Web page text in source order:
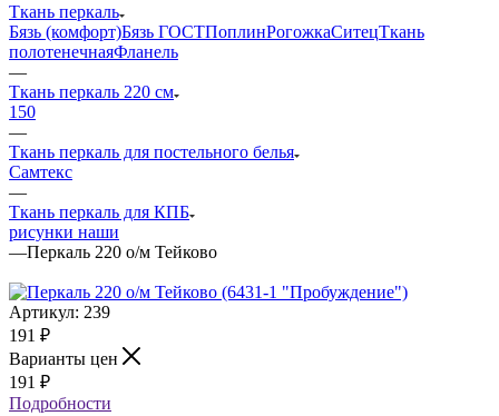
Ткань перкаль
Бязь (комфорт)Бязь ГОСТПоплинРогожкаСитецТкань
полотенечнаяФланель
—
Ткань перкаль 220 см
150
—
Ткань перкаль для постельного белья
Самтекс
—
Ткань перкаль для КПБ
рисунки наши
—Перкаль 220 о/м Тейково
Артикул: 239
191 ₽
Варианты цен
191 ₽
Подробности